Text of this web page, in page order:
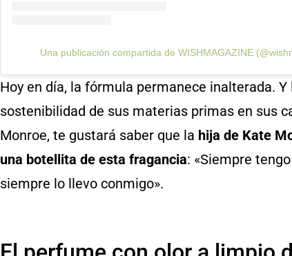
Una publicación compartida de WISHMAGAZINE
Hoy en día, la fórmula permanece inalterada. Y
sostenibilidad de sus materias primas en sus
Monroe, te gustará saber que la hija de Kate
una botellita de esta fragancia: «Siempre
siempre lo llevo conmigo».